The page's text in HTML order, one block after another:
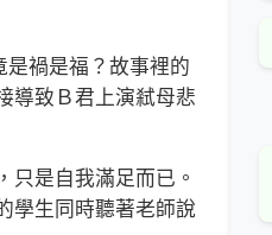
禍是福？故事裡的
導致Ｂ君上演弒母悲
是自我滿足而已。
學生同時聽著老師說